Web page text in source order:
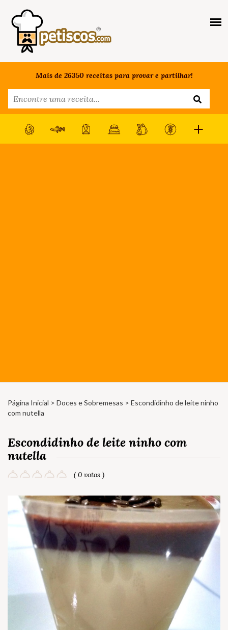
Mais de 26350 receitas para provar e partilhar!
Página Inicial > Doces e Sobremesas > Escondidinho de leite ninho
com nutella
Escondidinho de leite ninho com
nutella
( 0 votos )